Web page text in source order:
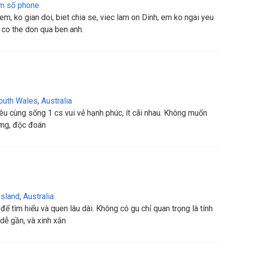
số phone
ko gian doi, biet chia se, viec lam on Dinh, em ko ngai yeu
the don qua ben anh.
Wales, Australia
cùng sống 1 cs vui vẻ hạnh phúc, ít cãi nhau. Không muốn
độc đoán
, Australia
tìm hiểu và quen lâu dài. Không có gu chỉ quan trọng là tính
gần, và xinh xắn